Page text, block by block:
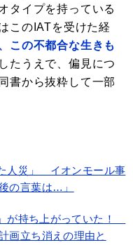
タイプを持っている
このIATを受けた経
この不都合な生きも
たうえで、偏見につ
書から抜粋して一部
人災」 イオンモール事
の言葉は…」
が持ち上がっていた！
画立ち消えの理由と